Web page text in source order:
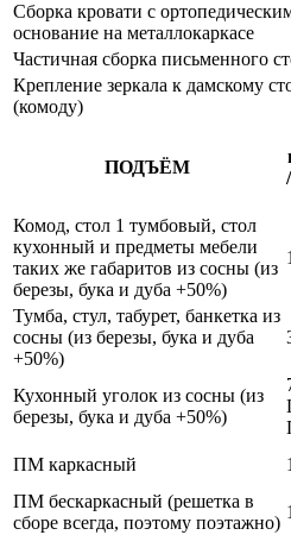
Сборка кровати с
основание на металлокаркасе
Частичная сборка письменного
Крепление зеркала к дамскому
(комоду)
ПОДЪЁМ
Комод, стол 1 тумбовый, стол
кухонный и предметы мебели
таких же габаритов из сосны (из
березы, бука и дуба +50%)
Тумба, стул, табурет, банкетка из
сосны (из березы, бука и дуба
+50%)
Кухонный уголок из сосны (из
березы, бука и дуба +50%)
ПМ каркасный
ПМ бескаркасный (решетка в
сборе всегда, поэтому поэтажно)